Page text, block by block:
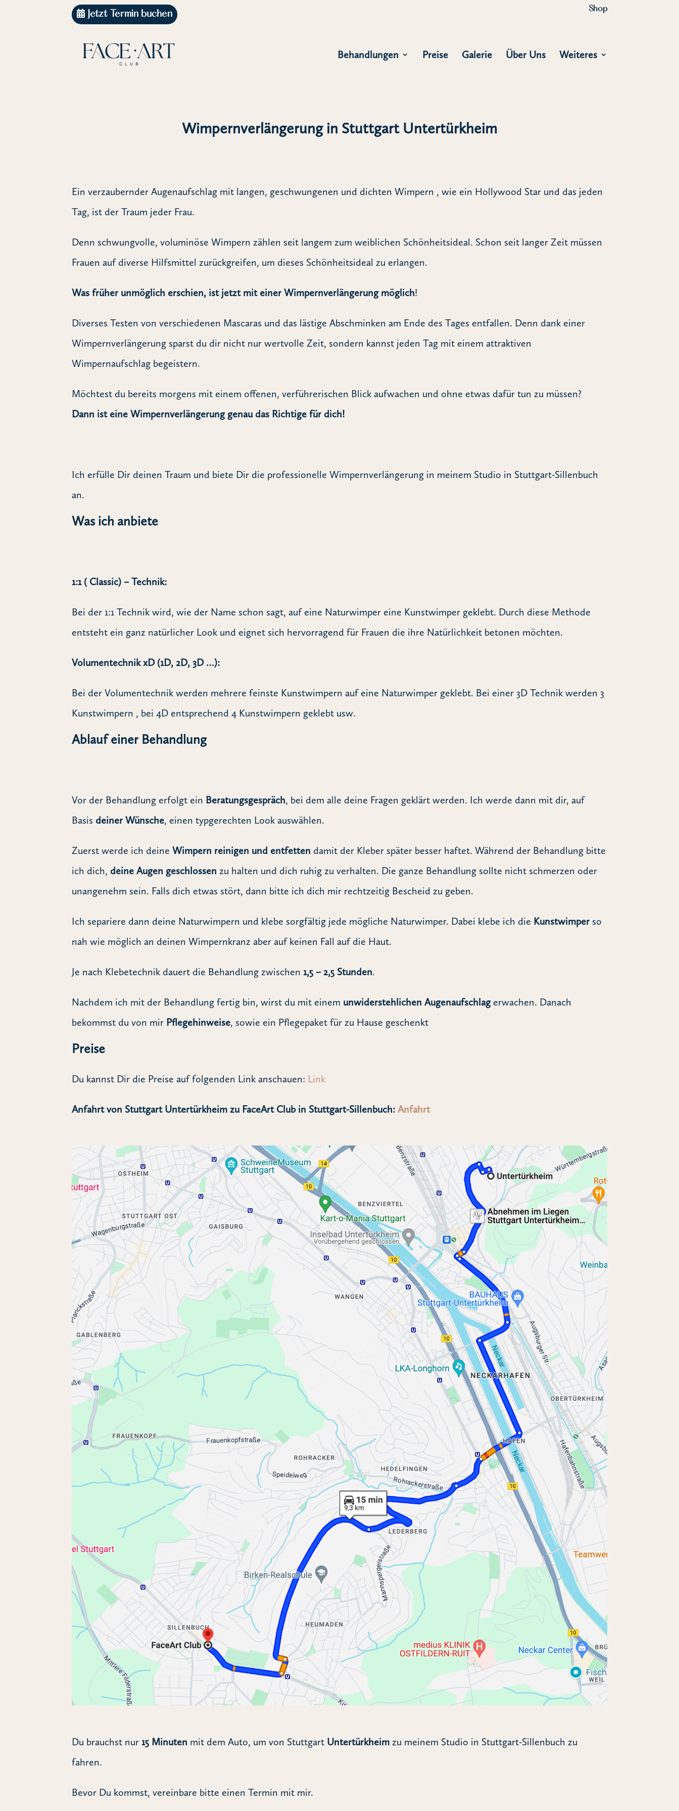
Jetzt Termin buchen
Shop
Behandlungen Preise Galerie Über Uns Weiteres
Wimpernverlängerung in Stuttgart Untertürkheim
Ein verzaubernder Augenaufschlag mit langen, geschwungenen und dichten Wimpern , wie ein Hollywood Star und das jeden
Tag, ist der Traum jeder Frau.
Denn schwungvolle, voluminöse Wimpern zählen seit langem zum weiblichen Schönheitsideal. Schon seit langer Zeit müssen
Frauen auf diverse Hilfsmittel zurückgreifen, um dieses Schönheitsideal zu erlangen.
Was früher unmöglich erschien, ist jetzt mit einer Wimpernverlängerung möglich!
Diverses Testen von verschiedenen Mascaras und das lästige Abschminken am Ende des Tages entfallen. Denn dank einer
Wimpernverlängerung sparst du dir nicht nur wertvolle Zeit, sondern kannst jeden Tag mit einem attraktiven
Wimpernaufschlag begeistern.
Möchtest du bereits morgens mit einem offenen, verführerischen Blick aufwachen und ohne etwas dafür tun zu müssen?
Dann ist eine Wimpernverlängerung genau das Richtige für dich!
Ich erfülle Dir deinen Traum und biete Dir die professionelle Wimpernverlängerung in meinem Studio in Stuttgart-Sillenbuch
an.
Was ich anbiete
1:1 ( Classic) – Technik:
Bei der 1:1 Technik wird, wie der Name schon sagt, auf eine Naturwimper eine Kunstwimper geklebt. Durch diese Methode
entsteht ein ganz natürlicher Look und eignet sich hervorragend für Frauen die ihre Natürlichkeit betonen möchten.
Volumentechnik xD (1D, 2D, 3D …):
Bei der Volumentechnik werden mehrere feinste Kunstwimpern auf eine Naturwimper geklebt. Bei einer 3D Technik werden 3
Kunstwimpern , bei 4D entsprechend 4 Kunstwimpern geklebt usw.
Ablauf einer Behandlung
Vor der Behandlung erfolgt ein Beratungsgespräch, bei dem alle deine Fragen geklärt werden. Ich werde dann mit dir, auf
Basis deiner Wünsche, einen typgerechten Look auswählen.
Zuerst werde ich deine Wimpern reinigen und entfetten damit der Kleber später besser haftet. Während der Behandlung bitte
ich dich, deine Augen geschlossen zu halten und dich ruhig zu verhalten. Die ganze Behandlung sollte nicht schmerzen oder
unangenehm sein. Falls dich etwas stört, dann bitte ich dich mir rechtzeitig Bescheid zu geben.
Ich separiere dann deine Naturwimpern und klebe sorgfältig jede mögliche Naturwimper. Dabei klebe ich die Kunstwimper so
nah wie möglich an deinen Wimpernkranz aber auf keinen Fall auf die Haut.
Je nach Klebetechnik dauert die Behandlung zwischen 1,5 – 2,5 Stunden.
Nachdem ich mit der Behandlung fertig bin, wirst du mit einem unwiderstehlichen Augenaufschlagerwachen. Danach
bekommst du von mir Pflegehinweise, sowie ein Pflegepaket für zu Hause geschenkt
Preise
Du kannst Dir die Preise auf folgenden Link anschauen: Link
Anfahrt von Stuttgart Untertürkheim zu FaceArt Club in Stuttgart-Sillenbuch: Anfahrt
Du brauchst nur 15 Minuten mit dem Auto, um von Stuttgart Untertürkheim zu meinem Studio in Stuttgart-Sillenbuch zu
fahren.
Bevor Du kommst, vereinbare bitte einen Termin mit mir.